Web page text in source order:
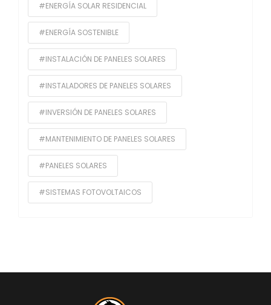
#ENERGÍA SOLAR RESIDENCIAL
#ENERGÍA SOSTENIBLE
#INSTALACIÓN DE PANELES SOLARES
#INSTALADORES DE PANELES SOLARES
#INVERSIÓN DE PANELES SOLARES
#MANTENIMIENTO DE PANELES SOLARES
#PANELES SOLARES
#SISTEMAS FOTOVOLTAICOS